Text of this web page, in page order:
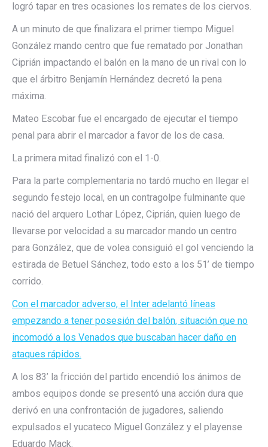
logró tapar en tres ocasiones los remates de los ciervos.
A un minuto de que finalizara el primer tiempo Miguel
González mando centro que fue rematado por Jonathan
Ciprián impactando el balón en la mano de un rival con lo
que el árbitro Benjamín Hernández decretó la pena
máxima.
Mateo Escobar fue el encargado de ejecutar el tiempo
penal para abrir el marcador a favor de los de casa.
La primera mitad finalizó con el 1-0.
Para la parte complementaria no tardó mucho en llegar el
segundo festejo local, en un contragolpe fulminante que
nació del arquero Lothar López, Ciprián, quien luego de
llevarse por velocidad a su marcador mando un centro
para González, que de volea consiguió el gol venciendo la
estirada de Betuel Sánchez, todo esto a los 51’ de tiempo
corrido.
Con el marcador adverso, el Inter adelantó líneas
empezando a tener posesión del balón, situación que no
incomodó a los Venados que buscaban hacer daño en
ataques rápidos.
A los 83’ la fricción del partido encendió los ánimos de
ambos equipos donde se presentó una acción dura que
derivó en una confrontación de jugadores, saliendo
expulsados el yucateco Miguel González y el playense
Eduardo Mack.